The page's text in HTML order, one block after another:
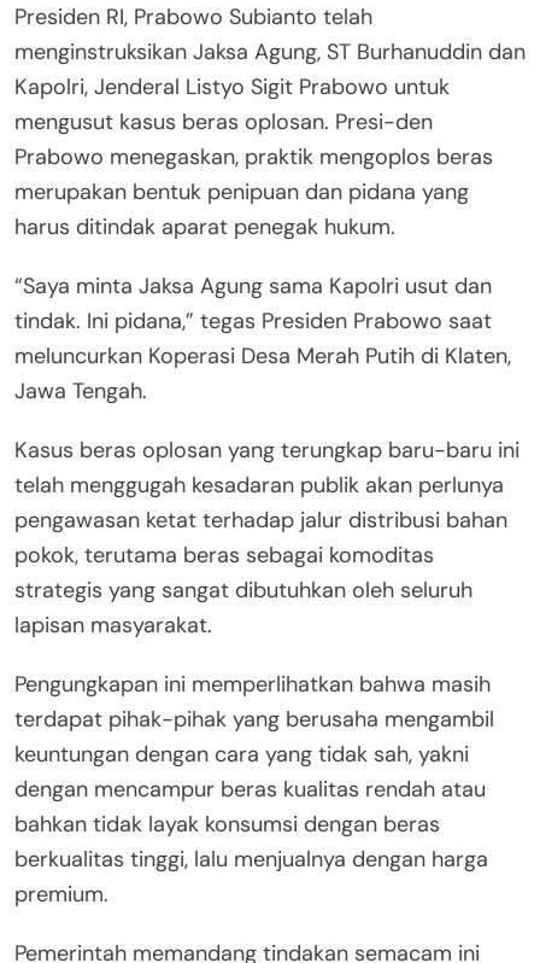
Presiden RI, Prabowo Subianto telah
menginstruksikan Jaksa Agung, ST Burhanuddin dan
Kapolri, Jenderal Listyo Sigit Prabowo untuk
mengusut kasus beras oplosan. Presi-den
Prabowo menegaskan, praktik mengoplos beras
merupakan bentuk penipuan dan pidana yang
harus ditindak aparat penegak hukum.
“Saya minta Jaksa Agung sama Kapolri usut dan
tindak. Ini pidana,” tegas Presiden Prabowo saat
meluncurkan Koperasi Desa Merah Putih di Klaten,
Jawa Tengah.
Kasus beras oplosan yang terungkap baru-baru ini
telah menggugah kesadaran publik akan perlunya
pengawasan ketat terhadap jalur distribusi bahan
pokok, terutama beras sebagai komoditas
strategis yang sangat dibutuhkan oleh seluruh
lapisan masyarakat.
Pengungkapan ini memperlihatkan bahwa masih
terdapat pihak-pihak yang berusaha mengambil
keuntungan dengan cara yang tidak sah, yakni
dengan mencampur beras kualitas rendah atau
bahkan tidak layak konsumsi dengan beras
berkualitas tinggi, lalu menjualnya dengan harga
premium.
Pemerintah memandang tindakan semacam ini